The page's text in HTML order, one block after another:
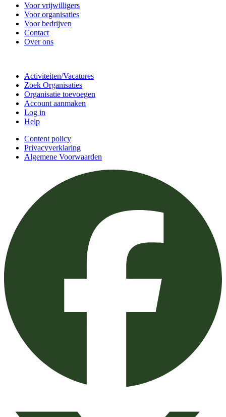
Voor vrijwilligers
Voor organisaties
Voor bedrijven
Contact
Over ons
Activiteiten/Vacatures
Zoek Organisaties
Organisatie toevoegen
Account aanmaken
Log in
Help
Content policy
Privacyverklaring
Algemene Voorwaarden